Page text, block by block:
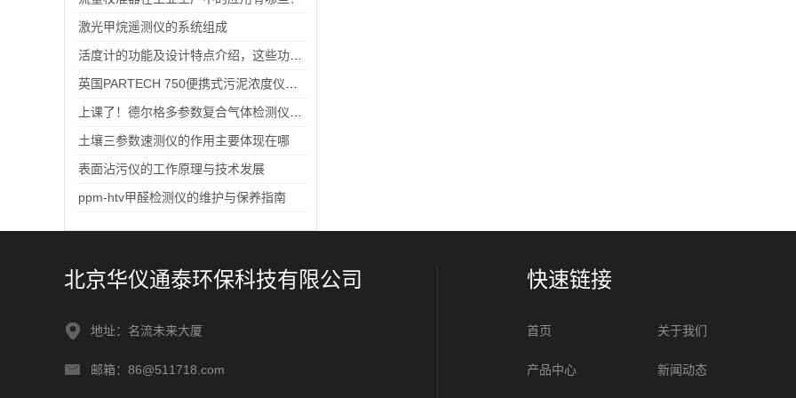
激光甲烷遥测仪的系统组成
土壤三参数速测仪的作用主要体现在哪
表面沾污仪的工作原理与技术发展
ppm-htv甲醛检测仪的维护与保养指南
北京华仪通泰环保科技有限公司
地址：名流未来大厦
邮箱：86@511718.com
快速链接
首页 关于我们
产品中心 新闻动态